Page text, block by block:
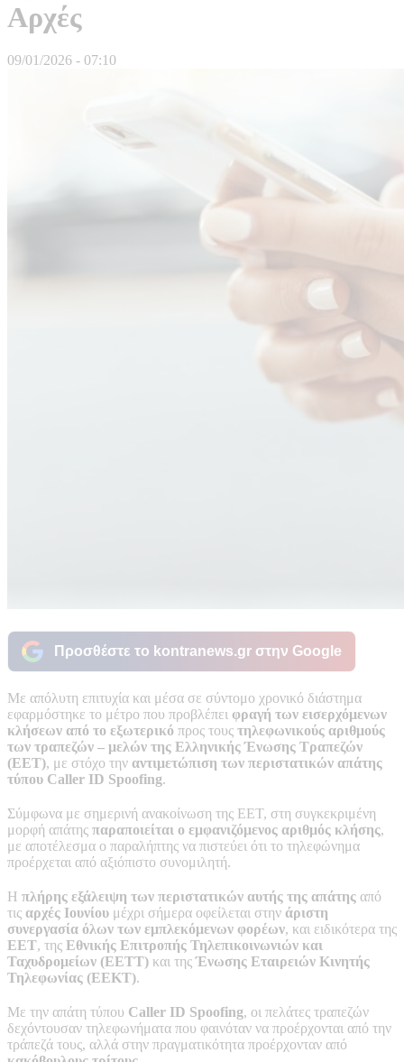
Αρχές
09/01/2026 - 07:10
Προσθέστε το kontranews.gr στην Google
Με απόλυτη επιτυχία και μέσα σε σύντομο χρονικό διάστημα
εφαρμόστηκε το μέτρο που προβλέπει φραγή των εισερχόμενων
κλήσεων από το εξωτερικό προς τους τηλεφωνικούς αριθμούς
των τραπεζών – μελών της Ελληνικής Ένωσης Τραπεζών
(ΕΕΤ), με στόχο την αντιμετώπιση των περιστατικών απάτης
τύπου Caller ID Spoofing.
Σύμφωνα με σημερινή ανακοίνωση της ΕΕΤ, στη συγκεκριμένη
μορφή απάτης παραποιείται ο εμφανιζόμενος αριθμός κλήσης,
με αποτέλεσμα ο παραλήπτης να πιστεύει ότι το τηλεφώνημα
προέρχεται από αξιόπιστο συνομιλητή.
Η πλήρης εξάλειψη των περιστατικών αυτής της απάτης από
τις αρχές Ιουνίου μέχρι σήμερα οφείλεται στην άριστη
συνεργασία όλων των εμπλεκόμενων φορέων, και ειδικότερα της
ΕΕΤ, της Εθνικής Επιτροπής Τηλεπικοινωνιών και
Ταχυδρομείων (ΕΕΤΤ) και τηςΈνωσης Εταιρειών Κινητής
Τηλεφωνίας (ΕΕΚΤ).
Με την απάτη τύπου Caller ID Spoofing, οι πελάτες τραπεζών
δεχόντουσαν τηλεφωνήματα που φαινόταν να προέρχονται από την
τράπεζά τους, αλλά στην πραγματικότητα προέρχονταν από